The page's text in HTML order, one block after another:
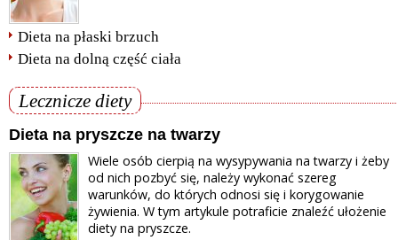
Dieta na płaski brzuch
Dieta na dolną część ciała
Lecznicze diety
Dieta na pryszcze na twarzy
Wiele osób cierpią na wysypywania na twarzy i żeby
od nich pozbyć się, należy wykonać szereg
warunków, do których odnosi się i korygowanie
żywienia. W tym artykule potraficie znaleźć ułożenie
diety na pryszcze.